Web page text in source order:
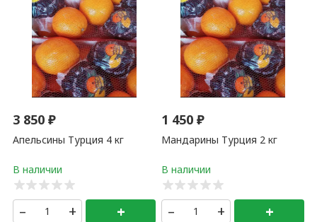
3 850₽
Апельсины Турция 4 кг
– + +
1 450₽
Мандарины Турция 2 кг
– + +